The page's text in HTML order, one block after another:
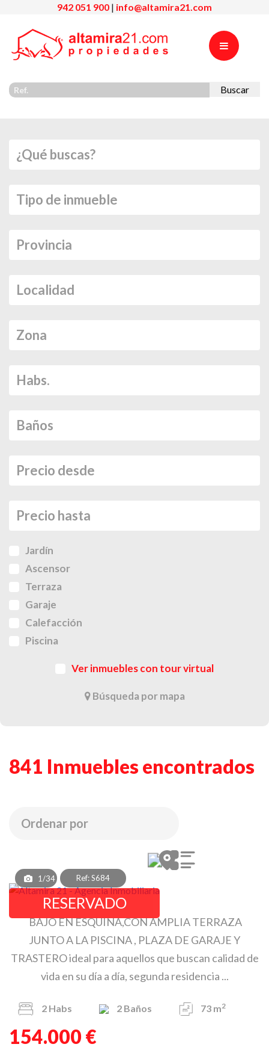
942 051 900 | info@altamira21.com
Buscar
Jardín
Ascensor
Terraza
Garaje
Calefacción
Piscina
Ver inmuebles con tour virtual
Búsqueda por mapa
841 Inmuebles encontrados
1/34 Ref: S684
RESERVADO
BAJO EN ESQUINA,CON AMPLIA TERRAZA
JUNTO A LA PISCINA , PLAZA DE GARAJE Y
TRASTERO ideal para aquellos que buscan calidad de
vida en su día a día, segunda residencia ...
2 Habs 2 Baños 73 m2
154.000 €